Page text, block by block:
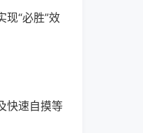
现“必胜”效
快速自摸等